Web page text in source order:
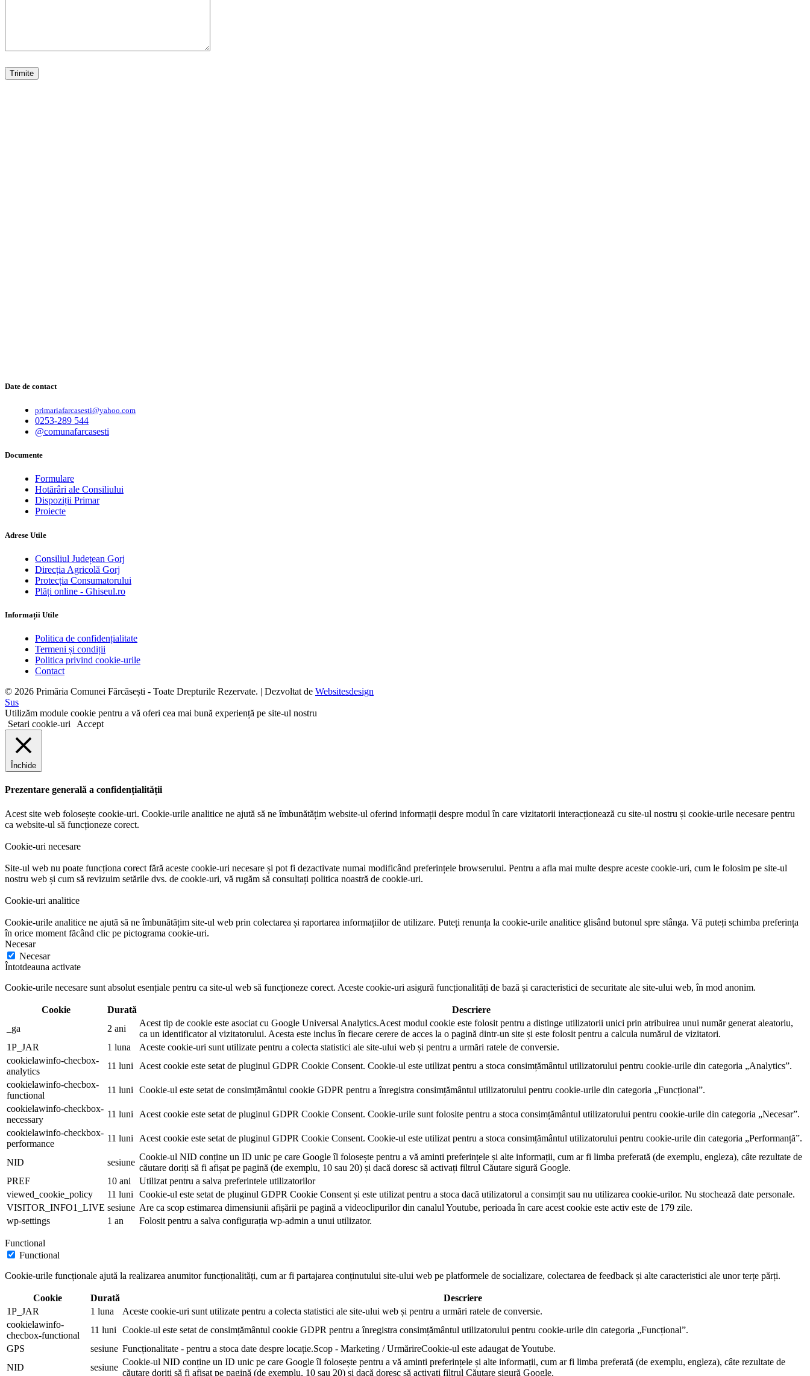
Date de contact
primariafarcasesti@yahoo.com
0253-289 544
@comunafarcasesti
Documente
Formulare
Hotărâri ale Consiliului
Dispoziții Primar
Proiecte
Adrese Utile
Consiliul Județean Gorj
Direcția Agricolă Gorj
Protecția Consumatorului
Plăți online - Ghiseul.ro
Informații Utile
Politica de confidențialitate
Termeni și condiții
Politica privind cookie-urile
Contact
© 2026 Primăria Comunei Fărcăsești - Toate Drepturile Rezervate. | Dezvoltat de Websitesdesign
Sus
Utilizăm module cookie pentru a vă oferi cea mai bună experiență pe site-ul nostru
Setari cookie-uri
Accept
Închide
Prezentare generală a confidențialității
Acest site web folosește cookie-uri. Cookie-urile analitice ne ajută să ne îmbunătățim website-ul oferind informații despre modul în care vizitatorii interacționează cu site-ul nostru și cookie-urile necesare pentru
ca website-ul să funcționeze corect.
Cookie-uri necesare
Site-ul web nu poate funcționa corect fără aceste cookie-uri necesare și pot fi dezactivate numai modificând preferințele browserului. Pentru a afla mai multe despre aceste cookie-uri, cum le folosim pe site-ul
nostru web și cum să revizuim setările dvs. de cookie-uri, vă rugăm să consultați politica noastră de cookie-uri.
Cookie-uri analitice
Cookie-urile analitice ne ajută să ne îmbunătățim site-ul web prin colectarea și raportarea informațiilor de utilizare. Puteți renunța la cookie-urile analitice glisând butonul spre stânga. Vă puteți schimba preferința
în orice moment făcând clic pe pictograma cookie-uri.
Necesar
Necesar
Întotdeauna activate
Cookie-urile necesare sunt absolut esențiale pentru ca site-ul web să funcționeze corect. Aceste cookie-uri asigură funcționalități de bază și caracteristici de securitate ale site-ului web, în ​​mod anonim.
Cookie Durată
Descriere
_ga
2 ani
Acest tip de cookie este asociat cu Google Universal Analytics.Acest modul cookie este folosit pentru a distinge utilizatorii unici prin atribuirea unui număr generat aleatoriu,
ca un identificator al vizitatorului. Acesta este inclus în fiecare cerere de acces la o pagină dintr-un site și este folosit pentru a calcula numărul de vizitatori.
1P_JAR
1 luna
Aceste cookie-uri sunt utilizate pentru a colecta statistici ale site-ului web și pentru a urmări ratele de conversie.
cookielawinfo-checbox-
analytics
11 luni
Acest cookie este setat de pluginul GDPR Cookie Consent. Cookie-ul este utilizat pentru a stoca consimțământul utilizatorului pentru cookie-urile din categoria „Analytics”.
cookielawinfo-checbox-
functional
11 luni
Cookie-ul este setat de consimțământul cookie GDPR pentru a înregistra consimțământul utilizatorului pentru cookie-urile din categoria „Funcțional”.
cookielawinfo-checkbox-
necessary
11 luni
Acest cookie este setat de pluginul GDPR Cookie Consent. Cookie-urile sunt folosite pentru a stoca consimțământul utilizatorului pentru cookie-urile din categoria „Necesar”.
cookielawinfo-checkbox-
performance
11 luni Acest cookie este setat de pluginul GDPR Cookie Consent. Cookie-ul este utilizat pentru a stoca consimțământul utilizatorului pentru cookie-urile din categoria „Performanță”.
NID sesiune
Cookie-ul NID conține un ID unic pe care Google îl folosește pentru a vă aminti preferințele și alte informații, cum ar fi limba preferată (de exemplu, engleza), câte rezultate de
căutare doriți să fi afișat pe pagină (de exemplu, 10 sau 20) și dacă doresc să activați filtrul Căutare sigură Google.
PREF
10 ani
Utilizat pentru a salva preferintele utilizatorilor
viewed_cookie_policy
11 luni
Cookie-ul este setat de pluginul GDPR Cookie Consent și este utilizat pentru a stoca dacă utilizatorul a consimțit sau nu utilizarea cookie-urilor. Nu stochează date personale.
VISITOR_INFO1_LIVE sesiune Are ca scop estimarea dimensiunii afișării pe pagină a videoclipurilor din canalul Youtube, perioada în care acest cookie este activ este de 179 zile.
wp-settings
1 an Folosit pentru a salva configurația wp-admin a unui utilizator.
Functional
Functional
Cookie-urile funcționale ajută la realizarea anumitor funcționalități, cum ar fi partajarea conținutului site-ului web pe platformele de socializare, colectarea de feedback și alte caracteristici ale unor terțe părți.
Cookie Durată
Descriere
1P_JAR
1 luna
Aceste cookie-uri sunt utilizate pentru a colecta statistici ale site-ului web și pentru a urmări ratele de conversie.
cookielawinfo-
checbox-functional
11 luni
Cookie-ul este setat de consimțământul cookie GDPR pentru a înregistra consimțământul utilizatorului pentru cookie-urile din categoria „Funcțional”.
GPS
sesiune Funcționalitate - pentru a stoca date despre locație.Scop - Marketing / UrmărireCookie-ul este adaugat de Youtube.
NID
sesiune
Cookie-ul NID conține un ID unic pe care Google îl folosește pentru a vă aminti preferințele și alte informații, cum ar fi limba preferată (de exemplu, engleza), câte rezultate de
căutare doriți să fi afișat pe pagină (de exemplu, 10 sau 20) și dacă doresc să activați filtrul Căutare sigură Google.